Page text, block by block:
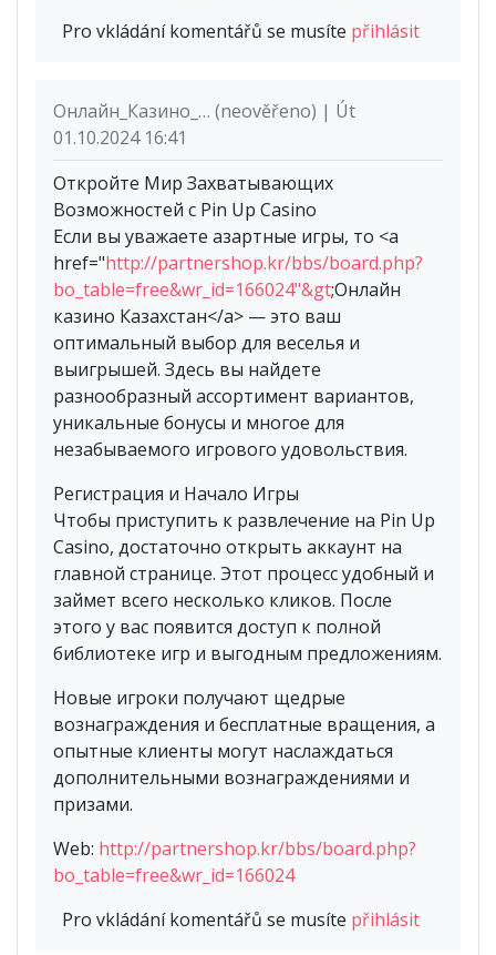
Pro vkládání komentářů se musíte přihlásit
Онлайн_Казино_… (neověřeno) | Út
01.10.2024 16:41
Откройте Мир Захватывающих
Возможностей с Pin Up Casino
Если вы уважаете азартные игры, то <a
href="http://partnershop.kr/bbs/board.php?
bo_table=free&wr_id=166024"&gt;Онлайн
казино Казахстан</a> — это ваш
оптимальный выбор для веселья и
выигрышей. Здесь вы найдете
разнообразный ассортимент вариантов,
уникальные бонусы и многое для
незабываемого игрового удовольствия.
Регистрация и Начало Игры
Чтобы приступить к развлечение на Pin Up
Casino, достаточно открыть аккаунт на
главной странице. Этот процесс удобный и
займет всего несколько кликов. После
этого у вас появится доступ к полной
библиотеке игр и выгодным предложениям.
Новые игроки получают щедрые
вознаграждения и бесплатные вращения, а
опытные клиенты могут наслаждаться
дополнительными вознаграждениями и
призами.
Web: http://partnershop.kr/bbs/board.php?
bo_table=free&wr_id=166024
Pro vkládání komentářů se musíte přihlásit